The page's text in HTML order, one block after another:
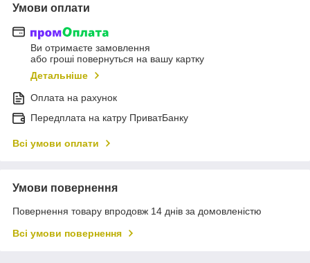
Умови оплати
Ви отримаєте замовлення
або гроші повернуться на вашу картку
Детальніше
Оплата на рахунок
Передплата на катру ПриватБанку
Всі умови оплати
Умови повернення
Повернення товару впродовж 14 днів за домовленістю
Всі умови повернення